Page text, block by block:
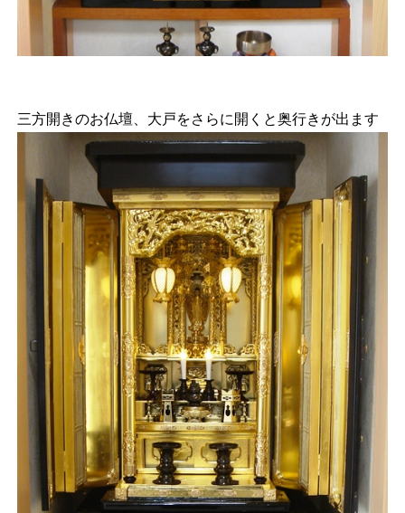
三方開きのお仏壇、大戸をさらに開くと奥行きが出ます